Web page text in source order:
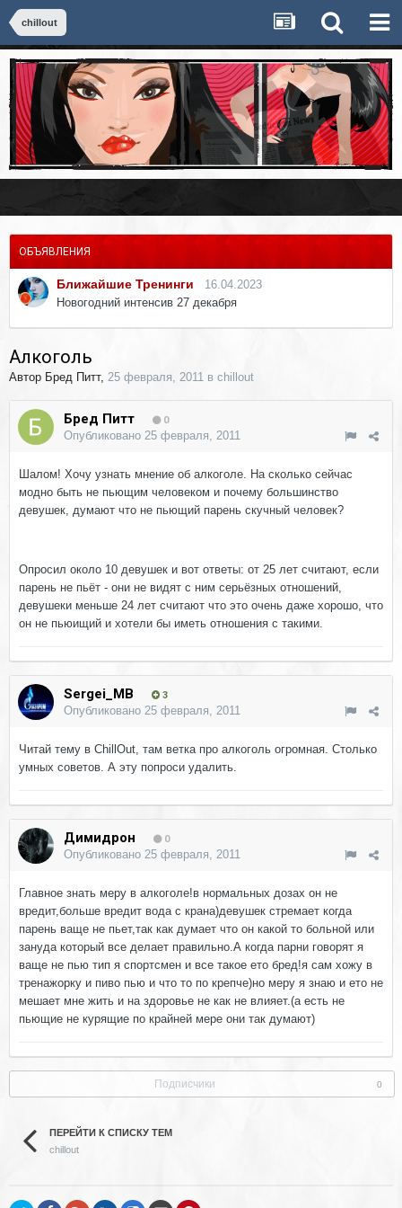
chillout
ОБЪЯВЛЕНИЯ
Ближайшие Тренинги
16.04.2023
Новогодний интенсив 27 декабря
Алкоголь
Автор Бред Питт, 25 февраля, 2011 в chillout
Бред Питт 0
Опубликовано 25 февраля, 2011
Шалом! Хочу узнать мнение об алкоголе. На сколько сейчас
модно быть не пьющим человеком и почему большинство
девушек, думают что не пьющий парень скучный человек?
Опросил около 10 девушек и вот ответы: от 25 лет считают, если
парень не пьёт - они не видят с ним серьёзных отношений,
девушеки меньше 24 лет считают что это очень даже хорошо, что
он не пьюищий и хотели бы иметь отношения с такими.
Sergei_MB 3
Опубликовано 25 февраля, 2011
Читай тему в ChillOut, там ветка про алкоголь огромная. Столько
умных советов. А эту попроси удалить.
Димидрон 0
Опубликовано 25 февраля, 2011
Главное знать меру в алкоголе!в нормальных дозах он не
вредит,больше вредит вода с крана)девушек стремает когда
парень ваще не пьет,так как думает что он какой то больной или
зануда который все делает правильно.А когда парни говорят я
ваще не пью тип я спортсмен и все такое ето бред!я сам хожу в
тренажорку и пиво пью и что то по крепче)но меру я знаю и ето не
мешает мне жить и на здоровье не как не влияет.(а есть не
пьющие не курящие по крайней мере они так думают)
Подписчики 0
ПЕРЕЙТИ К СПИСКУ ТЕМ
chillout